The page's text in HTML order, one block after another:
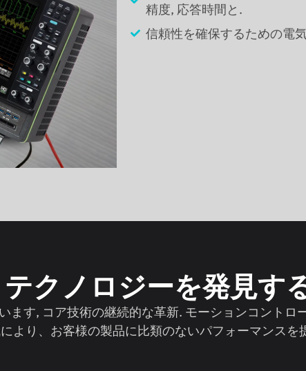
精度, 応答時間と.
信頼性を確保するための電
クノロジーを発見す
ます, コア技術の継続的な革新. モーションコントロ
より、お客様の製品に比類のないパフォーマンスを